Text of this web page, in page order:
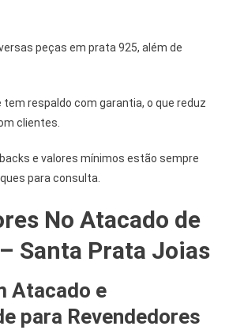
peças em prata 925, além de
tem respaldo com garantia, o que reduz
clientes.
e valores mínimos estão sempre
para consulta.
No Atacado de
Santa Prata Joias
Atacado e
para Revendedores